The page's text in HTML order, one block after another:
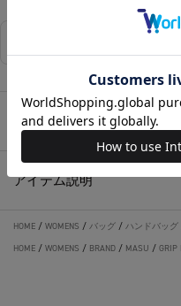
アイテムサイズ
アイテム説明
HOME / WOMENS / バッグ / ハンドバッグ
HOME / WOMENS / BRAND / MASU / GRIP